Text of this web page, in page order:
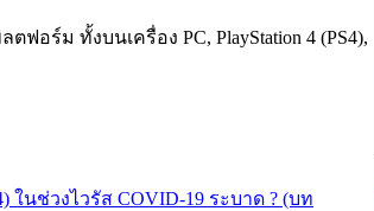
อร์ม ทั้งบนเครื่อง PC, PlayStation 4 (PS4),